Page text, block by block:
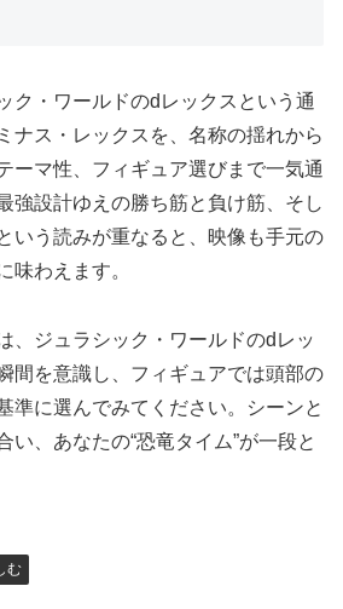
ク・ワールドのdレックスという通
ナス・レックスを、名称の揺れから
ーマ性、フィギュア選びまで一気通
強設計ゆえの勝ち筋と負け筋、そし
いう読みが重なると、映像も手元の
味わえます。
、ジュラシック・ワールドのdレッ
間を意識し、フィギュアでは頭部の
準に選んでみてください。シーンと
い、あなたの“恐竜タイム”が一段と
む